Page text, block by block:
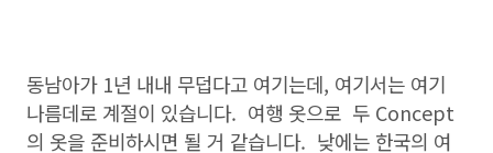
동남아가 1년 내내 무덥다고 여기는데, 여기서는 여기
나름데로 계절이 있습니다. 여행 옷으로 두 Concept
의 옷을 준비하시면 될 거 같습니다. 낮에는 한국의 여